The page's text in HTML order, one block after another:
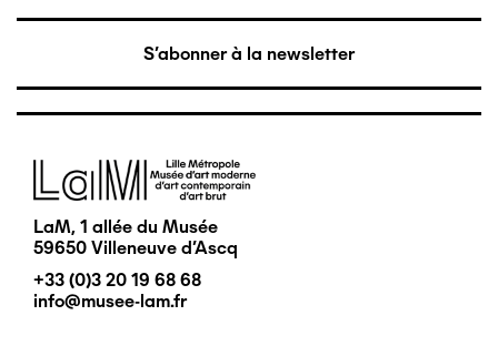
S'abonner à la newsletter
Image
LaM, 1 allée du Musée
59650 Villeneuve d'Ascq
+33 (0)3 20 19 68 68
info@musee-lam.fr